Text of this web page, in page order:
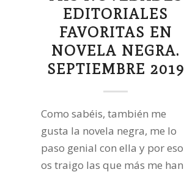
EDITORIALES
FAVORITAS EN
NOVELA NEGRA.
SEPTIEMBRE 2019
Como sabéis, también me
gusta la novela negra, me lo
paso genial con ella y por eso
os traigo las que más me han